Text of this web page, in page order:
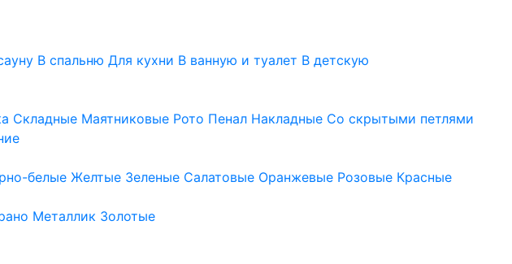
В спальню Для кухни В ванную и туалет В детскую
Складные Маятниковые Рото Пенал Накладные Со скрытыми петлями
белые Желтые Зеленые Салатовые Оранжевые Розовые Красные
Металлик Золотые